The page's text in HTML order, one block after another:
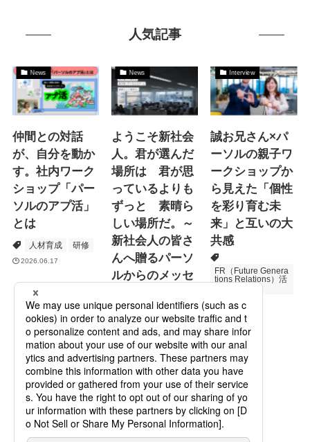
人気記事
News
仲間との対話
が、自分を動か
す。社内ワーク
ショップ「パー
ソルのアプ活」
とは
人材育成 研修
2026.06.17
News
ようこそ新社会
人。君が選んだ
場所は 君が思
っているよりも
ずっと 素晴ら
しい場所だ。～
新社会人の皆さ
んへ贈るパーソ
ルからのメッセ
Specialized Servic
es
プロモーション
Interview
誠お兄さん×パ
ーソルの親子ワ
ークショップか
ら見えた「個性
を彩り育む未
来」と互いの大
共感
FR（Future Genera
tions Relations）活
次世代育成
2026.06.16